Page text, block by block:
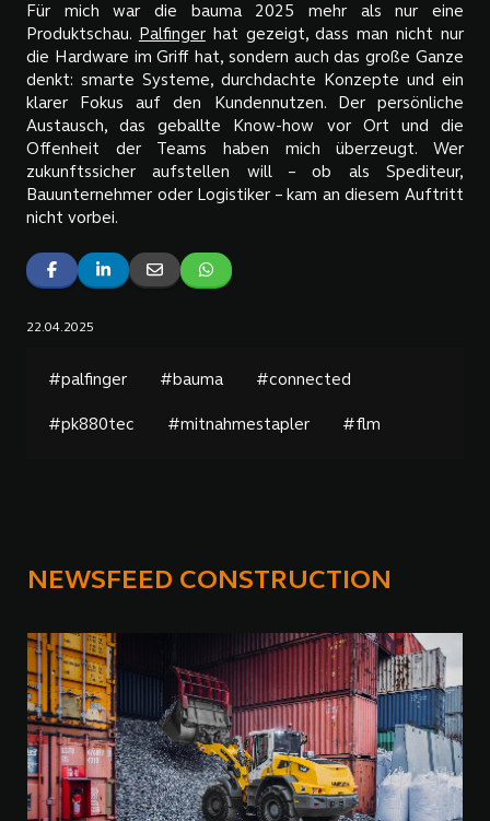
Für mich war die bauma 2025 mehr als nur eine
Produktschau.
Palfingerhat gezeigt, dass man nicht nur
die Hardware im Griff hat, sondern auch das große Ganze
denkt: smarte Systeme, durchdachte Konzepte und ein
klarer Fokus auf den Kundennutzen. Der persönliche
Austausch, das geballte Know-how vor Ort und die
Offenheit der Teams haben mich überzeugt. Wer
zukunftssicher aufstellen will – ob als Spediteur,
Bauunternehmer oder Logistiker – kam an diesem Auftritt
nicht vorbei.
22.04.2025
#palfinger #bauma #connected
#pk880tec #mitnahmestapler #flm
NEWSFEED CONSTRUCTION